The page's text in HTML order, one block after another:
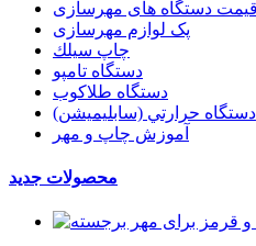
دستگاه های مهرسازی
پک لوازم مهرسازی
چاپ سيلك
دستگاه تامپو
دستگاه طلاکوب
دستگاه حرارتي (سابليميشن)
آموزش چاپ و مهر
محصولات جدید